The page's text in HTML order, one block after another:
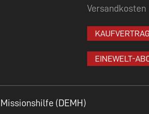
Versandkosten
EINEWELT-
(DEMH)